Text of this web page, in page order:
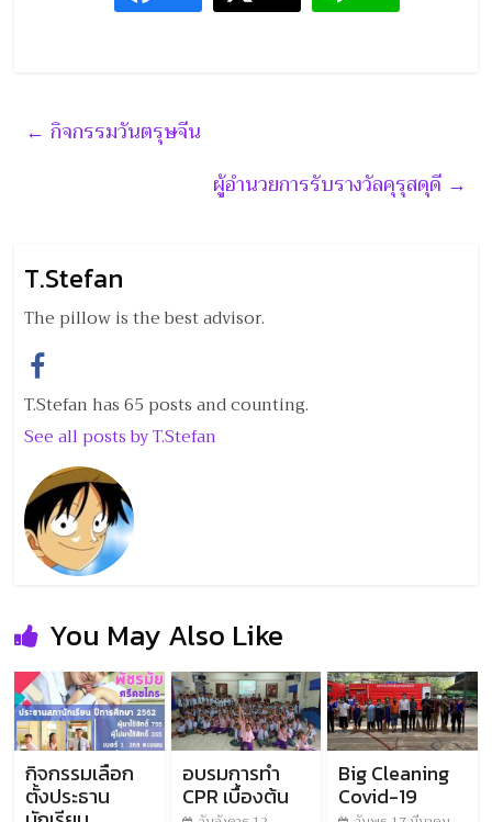
← กิจกรรมวันตรุษจีน
ผู้อำนวยการรับรางวัลคุรุสดุดี →
T.Stefan
The pillow is the best advisor.
T.Stefan has 65 posts and counting.
See all posts by T.Stefan
You May Also Like
กิจกรรมเลือก
ตั้งประธาน
อบรมการทำ
CPR เบื้องต้น
Big Cleaning
Covid-19